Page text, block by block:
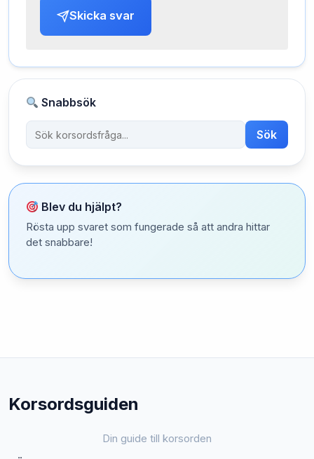
Skicka svar
Snabbsök
Sök
Blev du hjälpt?
Rösta upp svaret som fungerade så att andra hittar
det snabbare!
Korsordsguiden
Din guide till korsorden